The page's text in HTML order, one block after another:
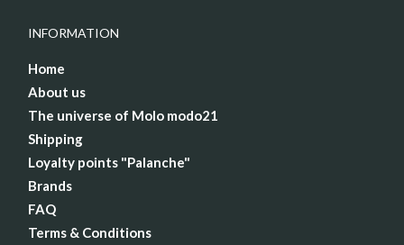
INFORMATION
Home
About us
The universe of Molo modo21
Shipping
Loyalty points "Palanche"
Brands
FAQ
Terms & Conditions